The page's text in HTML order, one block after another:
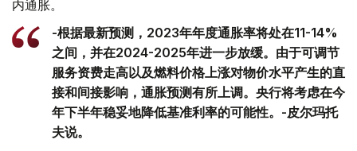
内通胀。
-根据最新预测，2023年年度通胀率将处在11-14%
之间，并在2024-2025年进一步放缓。由于可调节
服务资费走高以及燃料价格上涨对物价水平产生的直
接和间接影响，通胀预测有所上调。央行将考虑在今
年下半年稳妥地降低基准利率的可能性。-皮尔玛托
夫说。